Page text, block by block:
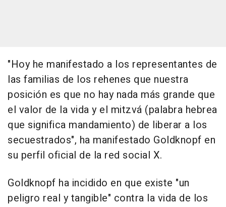
"Hoy he manifestado a los representantes de
las familias de los rehenes que nuestra
posición es que no hay nada más grande que
el valor de la vida y el mitzvá (palabra hebrea
que significa mandamiento) de liberar a los
secuestrados", ha manifestado Goldknopf en
su perfil oficial de la red social X.
Goldknopf ha incidido en que existe "un
peligro real y tangible" contra la vida de los